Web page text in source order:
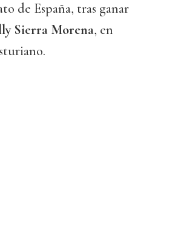
de España, tras ganar
Sierra Morena, en